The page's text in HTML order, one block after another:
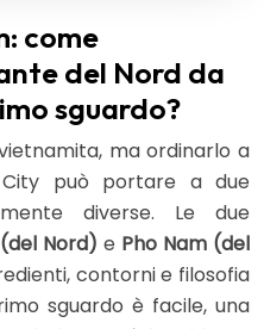
come
del Nord da
sguardo?
ma ordinarlo a
può portare a due
diverse. Le due
Nord) e Pho Nam (del
contorni e filosofia
sguardo è facile, una